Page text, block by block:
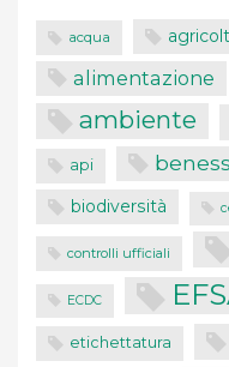
acqua
alimentazione
ambiente
api
biodiversità
controlli ufficiali
ECDC
etichettatura